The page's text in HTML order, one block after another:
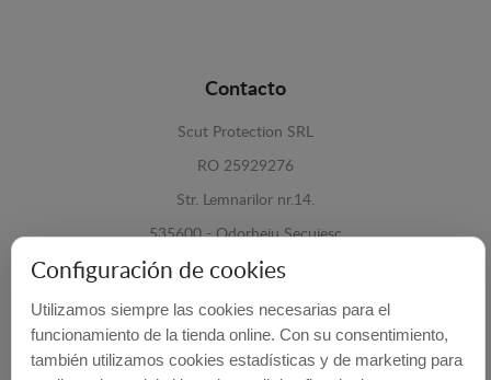
Contacto
Scut Protection SRL
RO 25929276
Str. Lemnarilor nr.14.
535600 - Odorheiu Secuiesc
Harghita, Romania
E-mail: info@cubrecarter.com
Site: www.cubrecarter.com
Configuración de cookies
Utilizamos siempre las cookies necesarias para el
funcionamiento de la tienda online. Con su consentimiento,
también utilizamos cookies estadísticas y de marketing para